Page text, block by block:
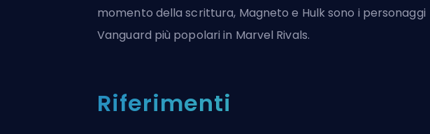
momento della scrittura, Magneto e Hulk sono i personaggi
Vanguard più popolari in Marvel Rivals.
Riferimenti